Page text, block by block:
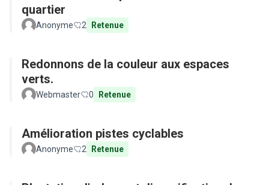
quartier
Anonyme 2 Retenue
Redonnons de la couleur aux espaces
verts.
Webmaster 0 Retenue
Amélioration pistes cyclables
Anonyme 2 Retenue